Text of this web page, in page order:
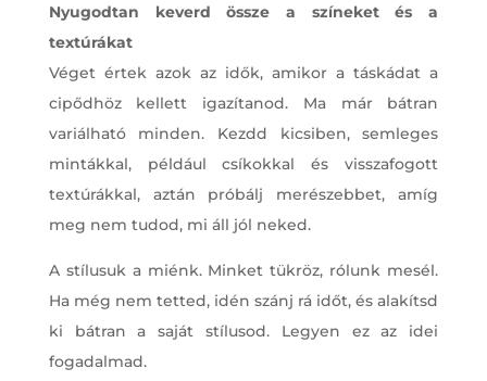
Nyugodtan keverd össze a színeket és a
textúrákat
Véget értek azok az idők, amikor a táskádat a
cipődhöz kellett igazítanod. Ma már bátran
variálható minden. Kezdd kicsiben, semleges
mintákkal, például csíkokkal és visszafogott
textúrákkal, aztán próbálj merészebbet, amíg
meg nem tudod, mi áll jól neked.
A stílusuk a miénk. Minket tükröz, rólunk mesél.
Ha még nem tetted, idén szánj rá időt, és alakítsd
ki bátran a saját stílusod. Legyen ez az idei
fogadalmad.